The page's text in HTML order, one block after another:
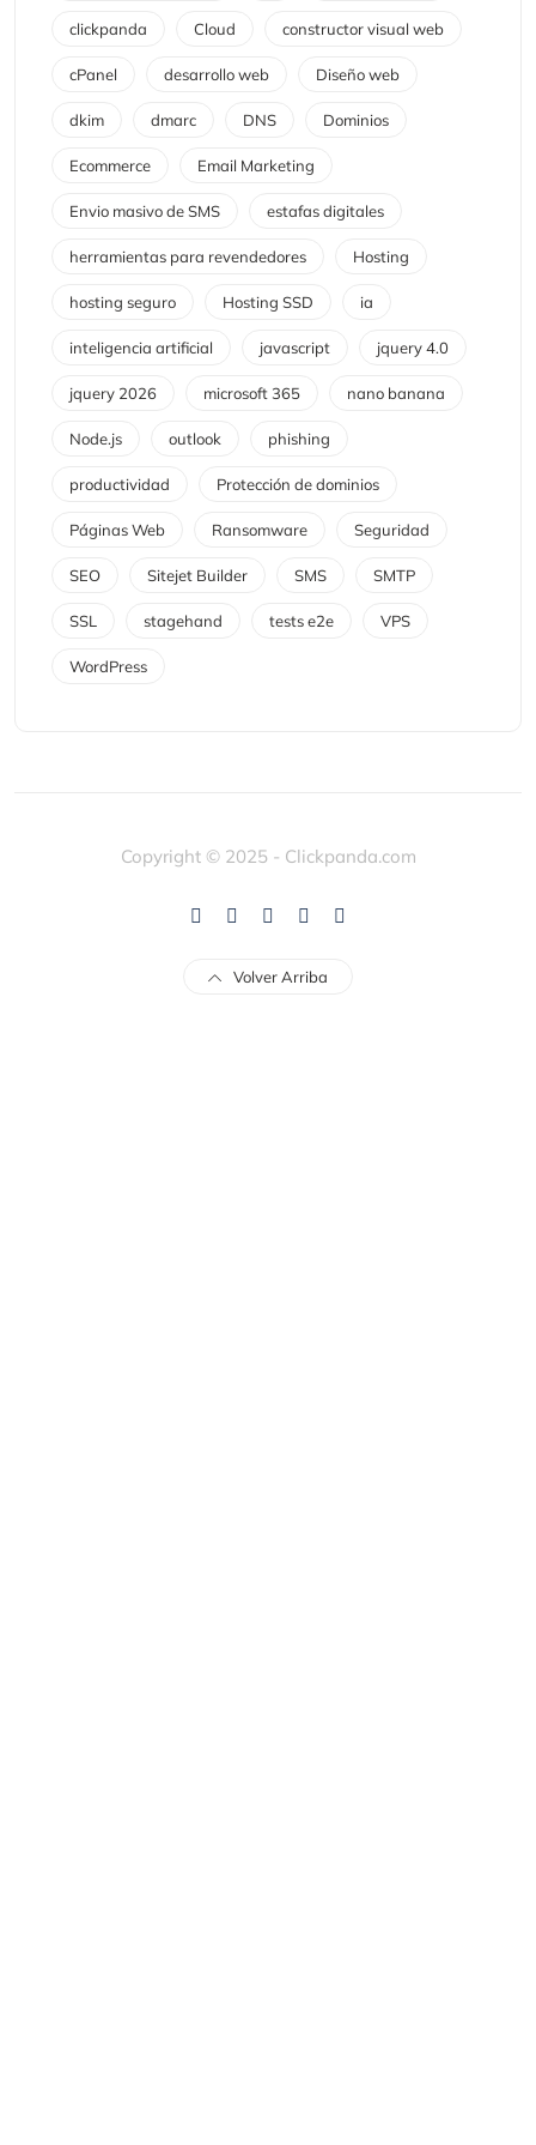
clickpanda Cloud constructor visual web
cPanel desarrollo web Diseño web
dkim dmarc DNS Dominios
Ecommerce Email Marketing
Envio masivo de SMS estafas digitales
herramientas para revendedores Hosting
hosting seguro Hosting SSD ia
inteligencia artificial javascript jquery 4.0
jquery 2026 microsoft 365 nano banana
Node.js outlook phishing
productividad Protección de dominios
Páginas Web Ransomware Seguridad
SEO Sitejet Builder SMS SMTP
SSL stagehand tests e2e VPS
WordPress
Copyright © 2025 - Clickpanda.com
Volver Arriba